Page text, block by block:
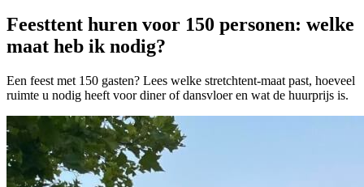
Feesttent huren voor 150 personen: welke
maat heb ik nodig?
Een feest met 150 gasten? Lees welke stretchtent-maat past, hoeveel
ruimte u nodig heeft voor diner of dansvloer en wat de huurprijs is.